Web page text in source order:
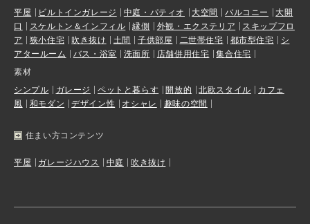
平屋
ビルトインガレージ 中庭・パティオ 大空間 バルコニー
大開
口
スケルトン＆インフィル 縁側 外観・エクステリア
スキップフロ
ア
狭小住宅 吹き抜け 土間 子供部屋 二世帯住宅 都市型住宅
シ
アタールーム
バス・浴室 洗面所 店舗併用住宅
集合住宅
素材
シンプル
ガレージ ペットと暮らす 開放的 北欧スタイル
カフェ
風
和モダン デザイン性 オシャレ 趣味の空間
住まい方コンテンツ
平屋 ガレージハウス 中庭 吹き抜け